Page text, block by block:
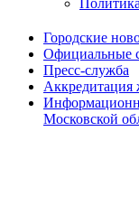
Городские
Официальные
Пресс-служба
Аккредитация
Московской